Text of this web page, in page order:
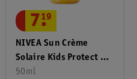
NIVEA Sun Crème
Solaire Kids Protect &
Hydrate FPS50+
50ml
7.
19